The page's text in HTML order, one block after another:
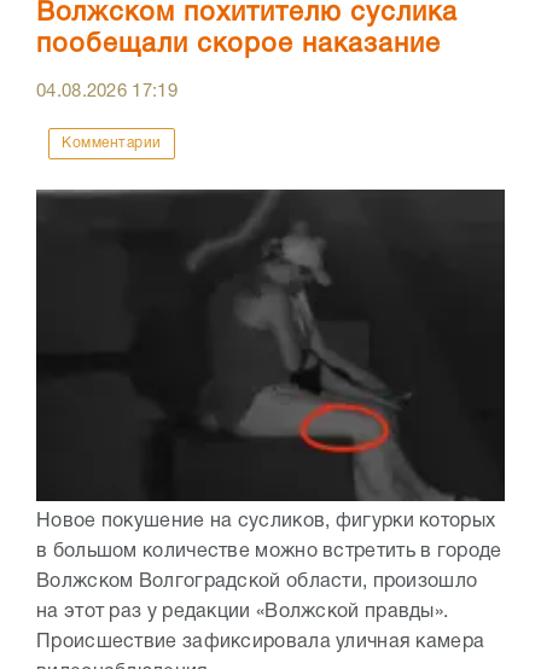
Волжском похитителю суслика
пообещали скорое наказание
04.08.2026 17:19
Комментарии
Новое покушение на сусликов, фигурки которых
в большом количестве можно встретить в городе
Волжском Волгоградской области, произошло
на этот раз у редакции «Волжской правды».
Происшествие зафиксировала уличная камера